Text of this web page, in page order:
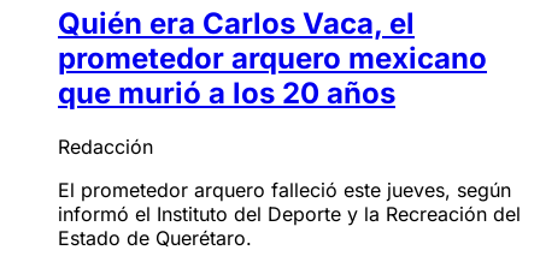
Quién era Carlos Vaca, el
prometedor arquero mexicano
que murió a los 20 años
Redacción
El prometedor arquero falleció este jueves, según
informó el Instituto del Deporte y la Recreación del
Estado de Querétaro.